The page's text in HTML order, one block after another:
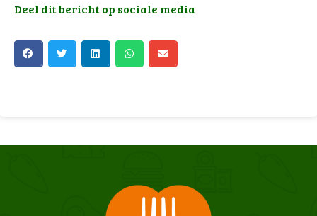
Deel dit bericht op sociale media